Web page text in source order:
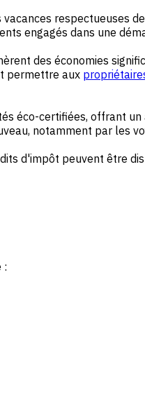
respectueuses
engagés dans une
des économies
permettre aux
éco-certifiées, offrant un
notamment par les
d'impôt peuvent être
: